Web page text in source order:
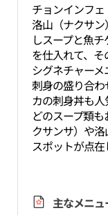
チョンインフェ
洛山（ナクサ
しスープと魚
を仕入れて、そ
シグネチャーメ
刺身の盛り合
カの刺身丼も
どのスープ類
クサンサ）や
スポットが点在
主なメニュ